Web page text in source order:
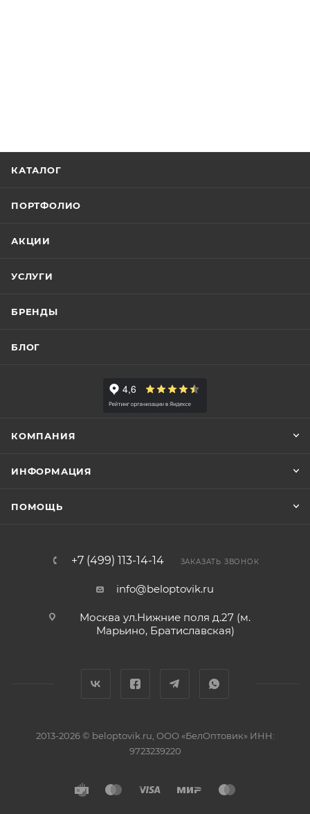
КАТАЛОГ
ПОРТФОЛИО
АКЦИИ
УСЛУГИ
БРЕНДЫ
БЛОГ
КОМПАНИЯ
ИНФОРМАЦИЯ
ПОМОЩЬ
+7 (499) 113-14-14 ЗАКАЗАТЬ ЗВОНОК
info@beloptovik.ru
Москва ул.Нижние поля д.27 (м.
Марьино, Братиславская)
2013-2026 © beloptovik.ru, ООО «БелОптовик» ИНН:
9723239220